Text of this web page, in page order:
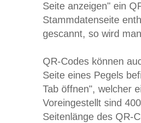
Seite anzeigen" ein
Stammdatenseite
gescannt, so wird
QR-Codes können
Seite eines Pegels
Tab öffnen", welcher
Voreingestellt sind
Seitenlänge des QR-